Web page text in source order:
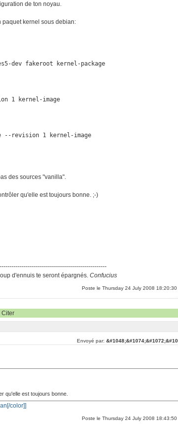
de ton noyau.
paquet kernel sous debian:
dev fakeroot kernel-package
1 kernel-image
--revision 1 kernel-image
des sources "vanilla".
qu'elle est toujours bonne. ;-)
d'ennuis te seront épargnés.Confucius
Poste le Thursday 24 July 2008 18:20:30
Citer
Envoyé par:
qu'elle est toujours bonne.
color]]
Poste le Thursday 24 July 2008 18:43:50